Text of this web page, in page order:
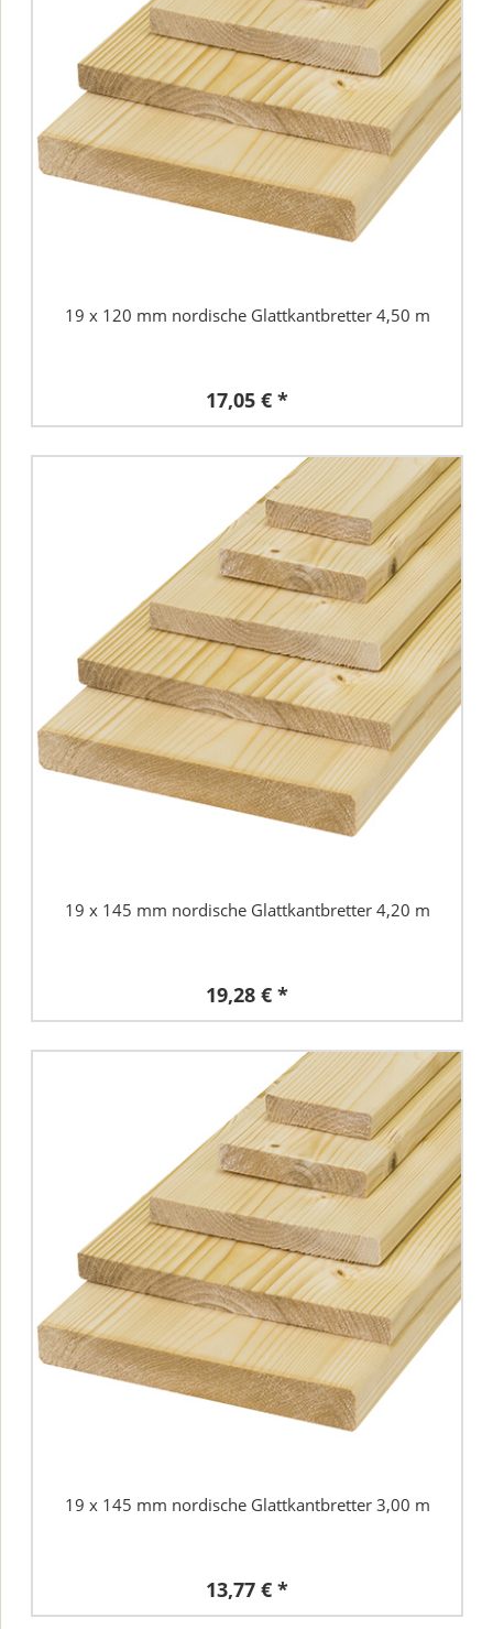
19 x 120 mm nordische Glattkantbretter 4,50 m
17,05 € *
19 x 145 mm nordische Glattkantbretter 4,20 m
19,28 € *
19 x 145 mm nordische Glattkantbretter 3,00 m
13,77 € *